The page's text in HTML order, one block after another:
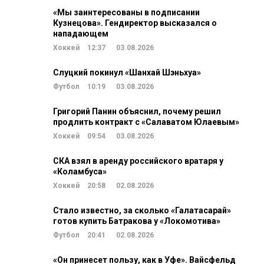
«Мы заинтересованы в подписании
Кузнецова». Гендиректор высказался о
нападающем
Хоккей 12:37 03.08.2026
Слуцкий покинул «Шанхай Шэньхуа»
Футбол 10:19 03.08.2026
Григорий Панин объяснил, почему решил
продлить контракт с «Салаватом Юлаевым»
Хоккей 09:54 03.08.2026
СКА взял в аренду российского вратаря у
«Коламбуса»
Хоккей 20:58 02.08.2026
Стало известно, за сколько «Галатасарай»
готов купить Батракова у «Локомотива»
Футбол 20:41 02.08.2026
«Он принесет пользу, как в Уфе». Вайсфельд